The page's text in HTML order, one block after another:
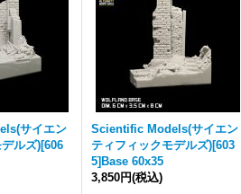
サイエン
ルズ)[606
Scientific Models(サイエン
ティフィックモデルズ)[603
5]Base 60x35
3,850円(税込)